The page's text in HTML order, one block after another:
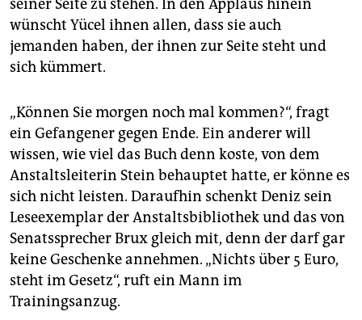
seiner Seite zu stehen. In den Applaus hinein
wünscht Yücel ihnen allen, dass sie auch
jemanden haben, der ihnen zur Seite steht und
sich kümmert.
„Können Sie morgen noch mal kommen?“, fragt
ein Gefangener gegen Ende. Ein anderer will
wissen, wie viel das Buch denn koste, von dem
Anstaltsleiterin Stein behauptet hatte, er könne es
sich nicht leisten. Daraufhin schenkt Deniz sein
Leseexemplar der Anstaltsbibliothek und das von
Senatssprecher Brux gleich mit, denn der darf gar
keine Geschenke annehmen. „Nichts über 5 Euro,
steht im Gesetz“, ruft ein Mann im
Trainingsanzug.